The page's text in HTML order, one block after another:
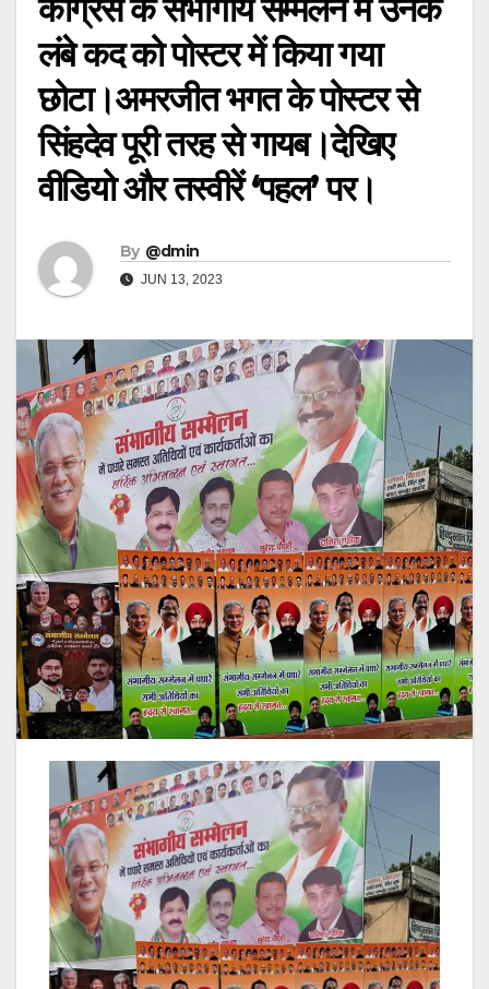
कांग्रेस के संभागीय सम्मेलन में उनके
लंबे कद को पोस्टर में किया गया
छोटा।अमरजीत भगत के पोस्टर से
सिंहदेव पूरी तरह से गायब।देखिए
वीडियो और तस्वीरें ‘पहल’ पर।
By @dmin
JUN 13, 2023